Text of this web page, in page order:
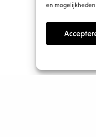
en mogelijkheden.